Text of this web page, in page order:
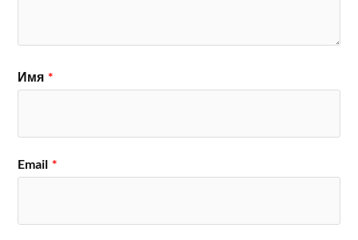
Имя *
Email *